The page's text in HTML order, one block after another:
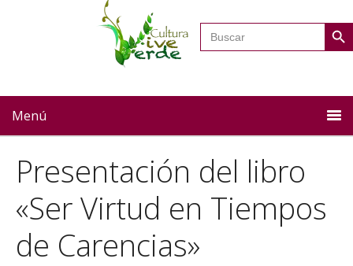
Buscar: Botón
Menú
Presentación del libro
«Ser Virtud en Tiempos
de Carencias»